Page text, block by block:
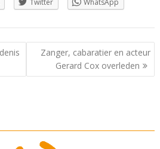
Twitter WhatsApp
Zanger, cabaratier en acteur
Gerard Cox overleden